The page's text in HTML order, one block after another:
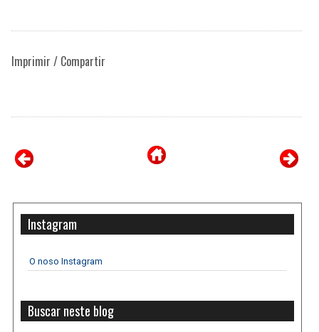
Imprimir / Compartir
Instagram
O noso Instagram
Buscar neste blog